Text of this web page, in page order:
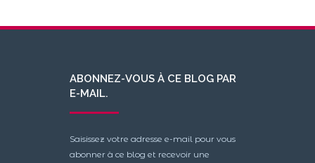
ABONNEZ-VOUS À CE BLOG PAR
E-MAIL.
Saisissez votre adresse e-mail pour vous
abonner à ce blog et recevoir une